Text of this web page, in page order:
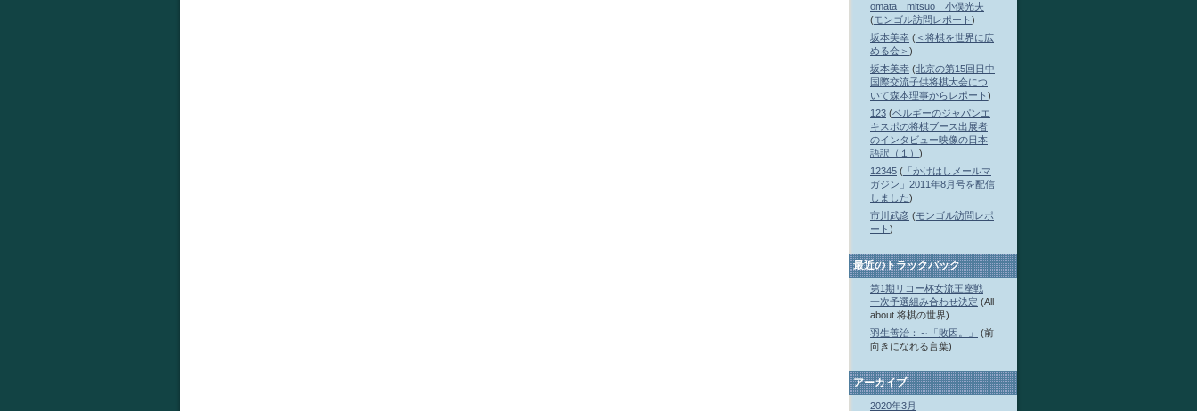
omata mitsuo 小俣光夫
(モンゴル訪問レポート )
坂本美幸 ( ＜将棋を世界に広
める会＞ )
坂本美幸 (北京の第15回日中
国際交流子供将棋大会につ
いて森本理事からレポート )
123 (ベルギーのジャパンエ
キスポの将棋ブース出展者
のインタビュー映像の日本
語訳（１） )
12345 ( 「かけはしメールマ
ガジン」2011年8月号を配信
しました)
市川武彦 (モンゴル訪問レポ
ート )
最近のトラックバック
第1期リコー杯女流王座戦
一次予選組み合わせ決定 (All
about 将棋の世界)
羽生善治：～「敗因。」
(前
向きになれる言葉)
アーカイブ
2020年3月